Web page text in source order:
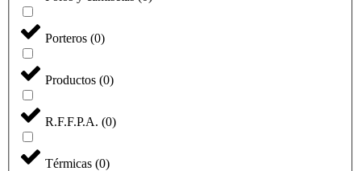
Porteros (0)
Productos (0)
R.F.F.P.A. (0)
Térmicas (0)